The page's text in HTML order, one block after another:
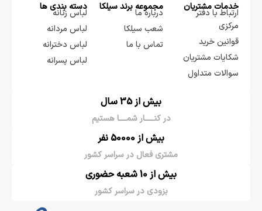
خدمات مشتریان
ارتباط با دفتر
مرکزی
قوانین خرید
شکایات مشتریان
سوالات متداول
مجموعه برند سيلكا
درباره ما
شعب سیلکا
تماس با ما
دسته بندی ها
لباس زنانه
لباس مردانه
لباس دخترانه
لباس پسرانه
بیش از 35 سال
در کنـــــار شمــــا هستیم
بیش از 50000 نفر
مشتری فعال در سراسر کشور
بیش از 10 شعبه حضوری
بزودی در سراسر کشور